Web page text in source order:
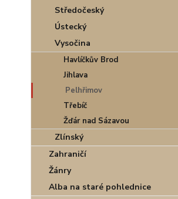
Středočeský
Ústecký
Vysočina
Havlíčkův Brod
Jihlava
Pelhřimov
Třebíč
Žďár nad Sázavou
Zlínský
Zahraničí
Žánry
Alba na staré pohlednice